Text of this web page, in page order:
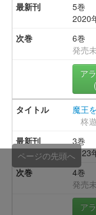
5巻
2020
6巻
発売
ア
魔王
柊
3巻
2023
4巻
発売
ア
ページの先頭へ